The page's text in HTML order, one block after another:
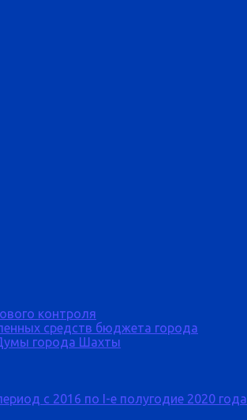
контроля
средств бюджета города
города Шахты
с 2016 по I-е полугодие 2020 года